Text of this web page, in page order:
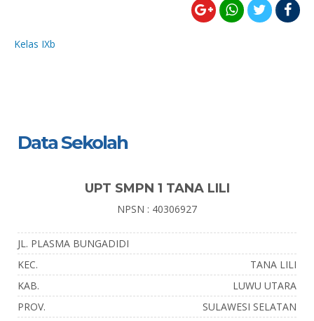
Kelas IXb
Data Sekolah
UPT SMPN 1 TANA LILI
NPSN : 40306927
JL. PLASMA BUNGADIDI
KEC.
TANA LILI
KAB.
LUWU UTARA
PROV.
SULAWESI SELATAN